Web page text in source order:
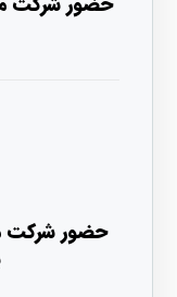
حضور شرکت